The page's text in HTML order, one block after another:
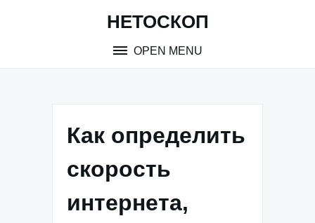
НЕТОСКОП
OPEN MENU
Как определить
скорость
интернета,